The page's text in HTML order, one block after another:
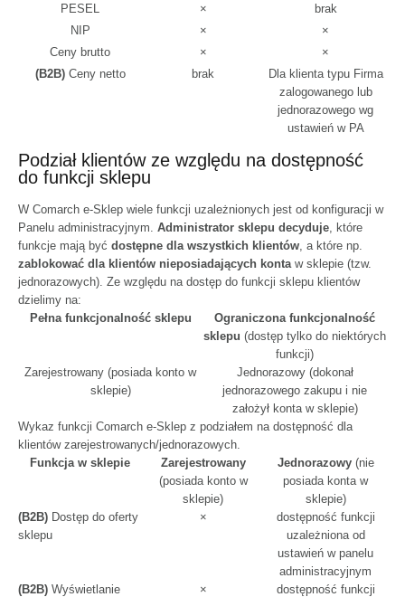
PESEL
×
brak
NIP
×
×
Ceny brutto
×
×
(B2B)Ceny netto brak
Dla klienta typu Firma
zalogowanego lub
jednorazowego wg
ustawień w PA
Podział klientów ze względu na dostępność
do funkcji sklepu
W Comarch e-Sklep wiele funkcji uzależnionych jest od konfiguracji w
Panelu administracyjnym. Administrator sklepu decyduje , które
funkcje mają być dostępne dla wszystkich klientów , a które np.
zablokować dla klientów nieposiadających konta w sklepie (tzw.
jednorazowych). Ze względu na dostęp do funkcji sklepu klientów
dzielimy na:
Pełna funkcjonalność sklepu
Ograniczona funkcjonalność
sklepu (dostęp tylko do niektórych
funkcji)
Zarejestrowany (posiada konto w
sklepie)
Jednorazowy (dokonał
jednorazowego zakupu i nie
założył konta w sklepie)
Wykaz funkcji Comarch e-Sklep z podziałem na dostępność dla
klientów zarejestrowanych/jednorazowych.
Funkcja w sklepie
Zarejestrowany
(posiada konto w
sklepie)
Jednorazowy(nie
posiada konta w
sklepie)
(B2B) Dostęp do oferty
sklepu
×
dostępność funkcji
uzależniona od
ustawień w panelu
administracyjnym
(B2B) Wyświetlanie
×
dostępność funkcji